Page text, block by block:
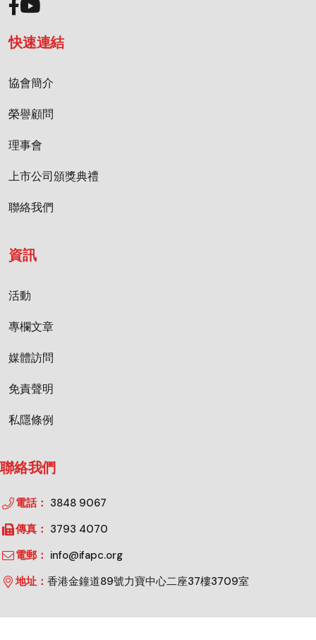
快速連結
協會簡介
榮譽顧問
理事會
上市公司頒獎典禮
聯絡我們
資訊
活動
專欄文章
媒體訪問
免責聲明
私隱條例
聯絡我們
電話： 3848 9067
傳真： 3793 4070
電郵： info@ifapc.org
地址： 香港金鐘道89號力寶中心二座37樓3709室